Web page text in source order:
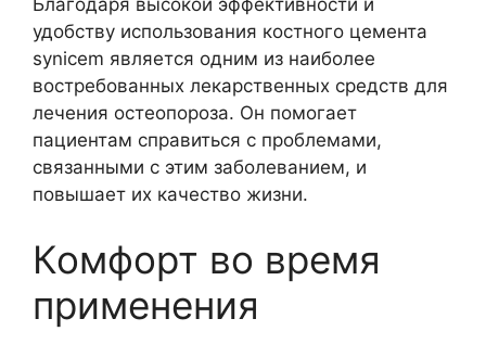
Благодаря высокой эффективности и
удобству использования костного цемента
synicem является одним из наиболее
востребованных лекарственных средств для
лечения остеопороза. Он помогает
пациентам справиться с проблемами,
связанными с этим заболеванием, и
повышает их качество жизни.
Комфорт во время
применения